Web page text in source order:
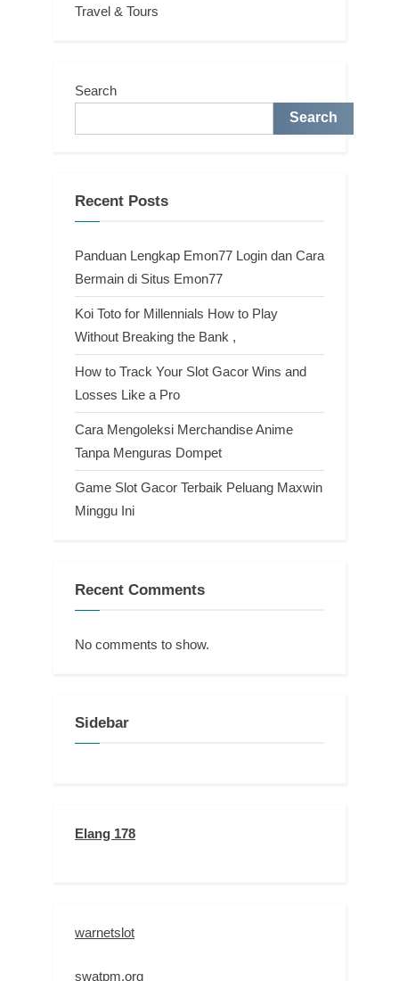
Travel & Tours
Search
Search
Recent Posts
Panduan Lengkap Emon77 Login dan Cara
Bermain di Situs Emon77
Koi Toto for Millennials How to Play
Without Breaking the Bank ,
How to Track Your Slot Gacor Wins and
Losses Like a Pro
Cara Mengoleksi Merchandise Anime
Tanpa Menguras Dompet
Game Slot Gacor Terbaik Peluang Maxwin
Minggu Ini
Recent Comments
No comments to show.
Sidebar
Elang 178
warnetslot
swatpm.org